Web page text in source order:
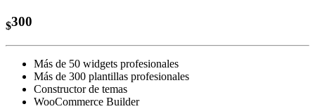
$300
Más de 50 widgets profesionales
Más de 300 plantillas profesionales
Constructor de temas
WooCommerce Builder